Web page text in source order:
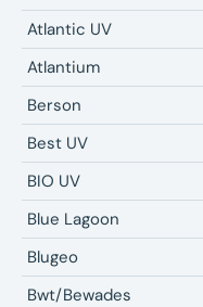
Atlantic UV
Atlantium
Berson
Best UV
BIO UV
Blue Lagoon
Blugeo
Bwt/Bewades